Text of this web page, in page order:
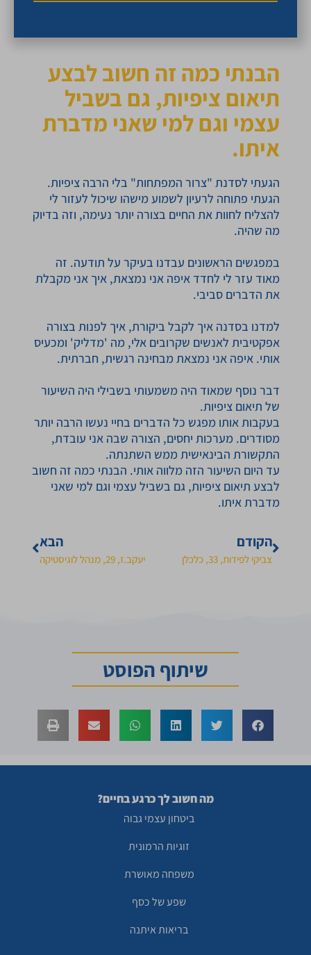
הבנתי כמה זה חשוב לבצע
תיאום ציפיות, גם בשביל
עצמי וגם למי שאני מדברת
איתו.
הגעתי לסדנת "צרור המפתחות" בלי הרבה ציפיות.
הגעתי פתוחה לרעיון לשמוע מישהו שיכול לעזור לי
להצליח לחוות את החיים בצורה יותר נעימה, וזה בדיוק
מה שהיה.
במפגשים הראשונים עבדנו בעיקר על תודעה. זה
מאוד עזר לי לחדד איפה אני נמצאת, איך אני מקבלת
את הדברים סביבי.
למדנו בסדנה איך לקבל ביקורת, איך לפנות בצורה
אפקטיבית לאנשים שקרובים אלי, מה 'מדליק' ומכעיס
אותי. איפה אני נמצאת מבחינה רגשית, חברתית.
דבר נוסף שמאוד היה משמעותי בשבילי היה השיעור
של תיאום ציפיות.
בעקבות אותו מפגש כל הדברים בחיי נעשו הרבה יותר
מסודרים. מערכות יחסים, הצורה שבה אני עובדת,
התקשורת הבינאישית ממש השתנתה.
עד היום השיעור הזה מלווה אותי. הבנתי כמה זה חשוב
לבצע תיאום ציפיות, גם בשביל עצמי וגם למי שאני
מדברת איתו.
הקודם
צביקי לפידות, 33, כלכלן
הבא
יעקב.ז, 29, מנהל לוגיסטיקה
שיתוף הפוסט
מה חשוב לך כרגע בחיים?
ביטחון עצמי גבוה
זוגיות הרמונית
משפחה מאושרת
שפע של כסף
בריאות איתנה